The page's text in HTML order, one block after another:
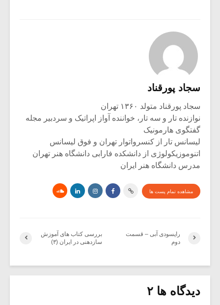
سجاد پورقناد
سجاد پورقناد متولد ۱۳۶۰ تهران
نوازنده تار و سه تار، خواننده آواز اپراتیک و سردبیر مجله
گفتگوی هارمونیک
لیسانس تار از کنسرواتوار تهران و فوق لیسانس
اتنوموزیکولوژی از دانشکده فارابی دانشگاه هنر تهران
مدرس دانشگاه هنر ایران
مشاهده تمام پست ها
بررسی کتاب های آموزش
سازدهنی در ایران (۳)
راپسودی آبی – قسمت
دوم
دیدگاه ها ۲